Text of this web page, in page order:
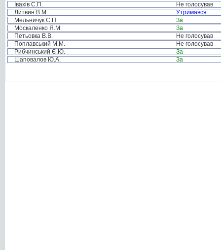
Івахів С.П.
Не голосував
Литвин В.М.
Утримався
Мельничук С.П.
За
Москаленко Я.М.
За
Петьовка В.В.
Не голосував
Поплавський М.М.
Не голосував
Рибчинський Є.Ю.
За
Шаповалов Ю.А.
За